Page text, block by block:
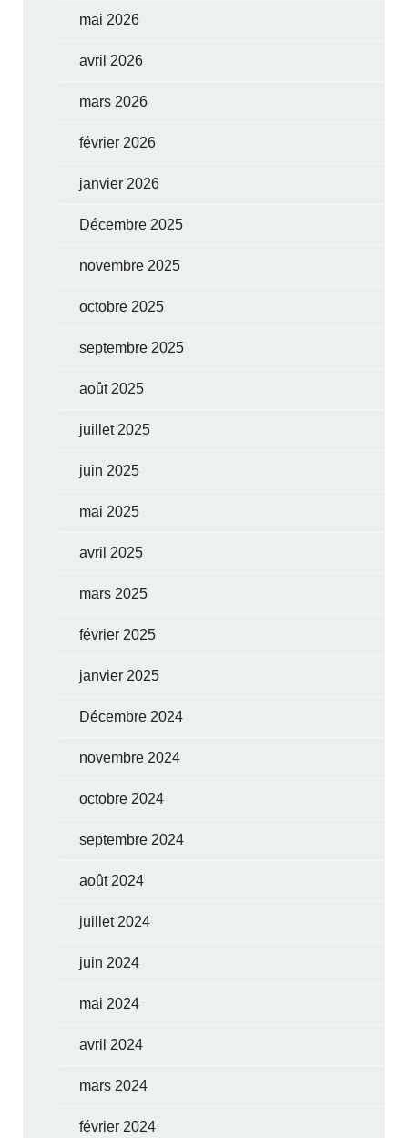
mai 2026
avril 2026
mars 2026
février 2026
janvier 2026
Décembre 2025
novembre 2025
octobre 2025
septembre 2025
août 2025
juillet 2025
juin 2025
mai 2025
avril 2025
mars 2025
février 2025
janvier 2025
Décembre 2024
novembre 2024
octobre 2024
septembre 2024
août 2024
juillet 2024
juin 2024
mai 2024
avril 2024
mars 2024
février 2024